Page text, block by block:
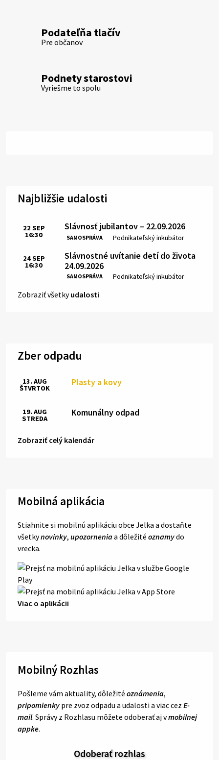
Podateľňa tlačív
Pre občanov
Podnety starostovi
Vyriešme to spolu
Najbližšie udalosti
Slávnosť jubilantov – 22.09.2026
SAMOSPRÁVA Miesto:
Podnikateľský inkubátor
Čas:
22 SEP
16:30
Slávnostné uvítanie detí do života
24.09.2026
SAMOSPRÁVA Miesto:
Podnikateľský inkubátor
Čas:
24SEP
16:30
Zobraziť všetkyudalosti
Zber odpadu
Plasty a kovy
13. AUG
ŠTVRTOK
Komunálny odpad
19. AUG
STREDA
Zobraziť celý kalendár
Mobilná aplikácia
Stiahnite si mobilnú aplikáciu obce Jelka a dostaňte
všetkynovinky, upozorneniaa dôležité oznamydo
vrecka.
Viac o aplikácii
Mobilný Rozhlas
Pošleme vám aktuality, dôležité oznámenia,
pripomienky pre zvoz odpadu a udalosti a viac cez E-
mail. Správy z Rozhlasu môžete odoberať aj vmobilnej
appke.
Odoberať rozhlas